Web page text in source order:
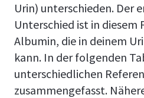
Urin) unterschieden. Der
Unterschied ist in diesem
Albumin, die in deinem
kann. In der folgenden
unterschiedlichen
zusammengefasst.